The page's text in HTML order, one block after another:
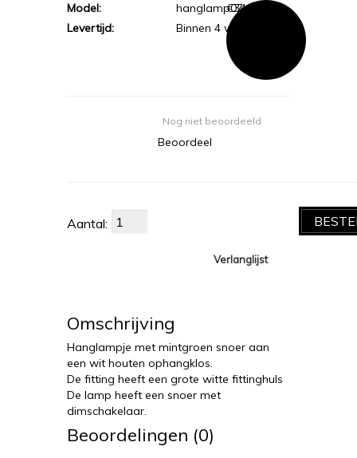
€34,95
Model:
hanglamp07
Levertijd:
Binnen 4 werkdagen
Nog niet beoordeeld
Beoordeel
Aantal:
Verlanglijst
Omschrijving
Hanglampje met mintgroen snoer aan
een wit houten ophangklos.
De fitting heeft een grote witte fittinghuls
De lamp heeft een snoer met
dimschakelaar.
Beoordelingen (0)